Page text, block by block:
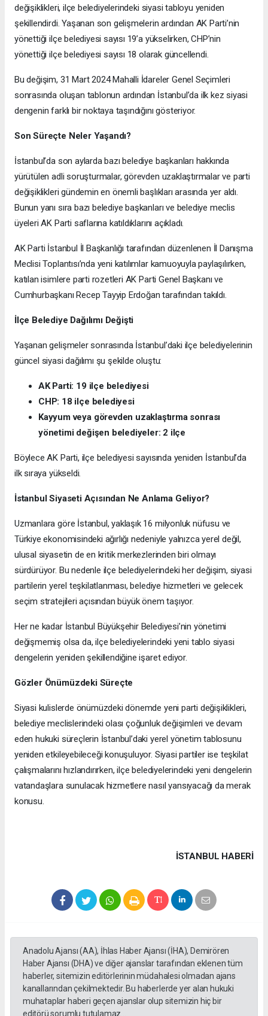
değişiklikleri, ilçe belediyelerindeki siyasi tabloyu yeniden
şekillendirdi. Yaşanan son gelişmelerin ardından AK Parti’nin
yönettiği ilçe belediyesi sayısı 19’a yükselirken, CHP’nin
yönettiği ilçe belediyesi sayısı 18 olarak güncellendi.
Bu değişim, 31 Mart 2024 Mahalli İdareler Genel Seçimleri
sonrasında oluşan tablonun ardından İstanbul’da ilk kez siyasi
dengenin farklı bir noktaya taşındığını gösteriyor.
Son Süreçte Neler Yaşandı?
İstanbul’da son aylarda bazı belediye başkanları hakkında
yürütülen adli soruşturmalar, görevden uzaklaştırmalar ve parti
değişiklikleri gündemin en önemli başlıkları arasında yer aldı.
Bunun yanı sıra bazı belediye başkanları ve belediye meclis
üyeleri AK Parti saflarına katıldıklarını açıkladı.
AK Parti İstanbul İl Başkanlığı tarafından düzenlenen İl Danışma
Meclisi Toplantısı’nda yeni katılımlar kamuoyuyla paylaşılırken,
katılan isimlere parti rozetleri AK Parti Genel Başkanı ve
Cumhurbaşkanı Recep Tayyip Erdoğan tarafından takıldı.
İlçe Belediye Dağılımı Değişti
Yaşanan gelişmeler sonrasında İstanbul’daki ilçe belediyelerinin
güncel siyasi dağılımı şu şekilde oluştu:
AK Parti: 19 ilçe belediyesi
CHP: 18 ilçe belediyesi
Kayyum veya görevden uzaklaştırma sonrası
yönetimi değişen belediyeler: 2 ilçe
Böylece AK Parti, ilçe belediyesi sayısında yeniden İstanbul’da
ilk sıraya yükseldi.
İstanbul Siyaseti Açısından Ne Anlama Geliyor?
Uzmanlara göre İstanbul, yaklaşık 16 milyonluk nüfusu ve
Türkiye ekonomisindeki ağırlığı nedeniyle yalnızca yerel değil,
ulusal siyasetin de en kritik merkezlerinden biri olmayı
sürdürüyor. Bu nedenle ilçe belediyelerindeki her değişim, siyasi
partilerin yerel teşkilatlanması, belediye hizmetleri ve gelecek
seçim stratejileri açısından büyük önem taşıyor.
Her ne kadar İstanbul Büyükşehir Belediyesi’nin yönetimi
değişmemiş olsa da, ilçe belediyelerindeki yeni tablo siyasi
dengelerin yeniden şekillendiğine işaret ediyor.
Gözler Önümüzdeki Süreçte
Siyasi kulislerde önümüzdeki dönemde yeni parti değişiklikleri,
belediye meclislerindeki olası çoğunluk değişimleri ve devam
eden hukuki süreçlerin İstanbul’daki yerel yönetim tablosunu
yeniden etkileyebileceği konuşuluyor. Siyasi partiler ise teşkilat
çalışmalarını hızlandırırken, ilçe belediyelerindeki yeni dengelerin
vatandaşlara sunulacak hizmetlere nasıl yansıyacağı da merak
konusu.
İSTANBUL HABERİ
Anadolu Ajansı (AA), İhlas Haber Ajansı (İHA), Demirören
Haber Ajansı (DHA) ve diğer ajanslar tarafından eklenen tüm
haberler, sitemizin editörlerinin müdahalesi olmadan ajans
kanallarından çekilmektedir. Bu haberlerde yer alan hukuki
muhataplar haberi geçen ajanslar olup sitemizin hiç bir
editörü sorumlu tutulamaz...